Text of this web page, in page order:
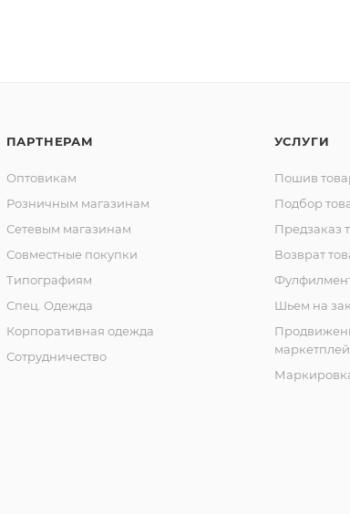
ПАРТНЕРАМ
Оптовикам
Розничным магазинам
Сетевым магазинам
Совместные покупки
Типографиям
Спец. Одежда
Корпоративная одежда
Сотрудничество
УСЛУГИ
Пошив
Подбор
Предзаказ
Возврат
Шьем на